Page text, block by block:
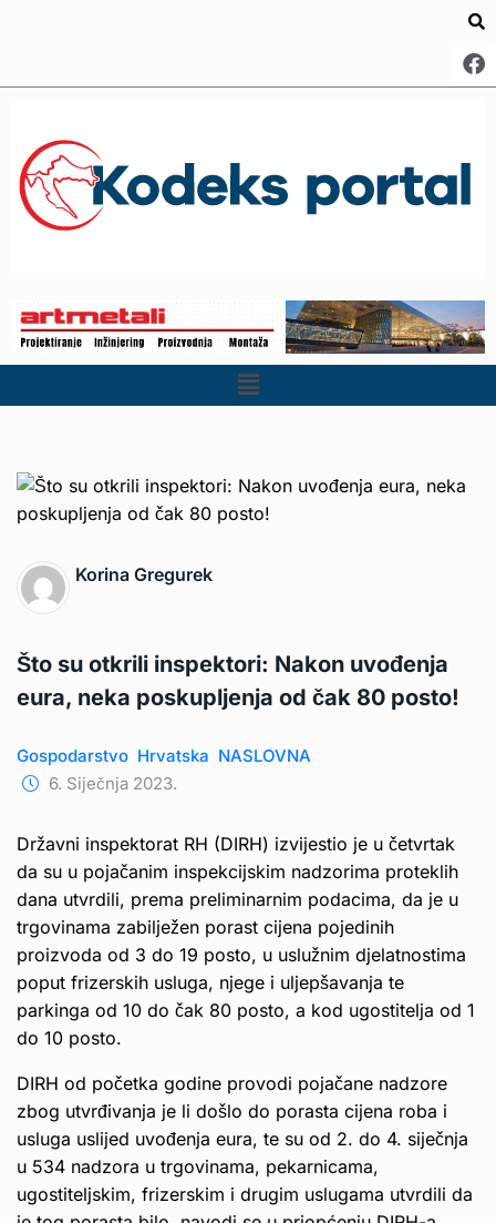
Korina Gregurek
Što su otkrili inspektori: Nakon uvođenja
eura, neka poskupljenja od čak 80 posto!
Gospodarstvo Hrvatska NASLOVNA
6. Siječnja 2023.
Državni inspektorat RH (DIRH) izvijestio je u četvrtak
da su u pojačanim inspekcijskim nadzorima proteklih
dana utvrdili, prema preliminarnim podacima, da je u
trgovinama zabilježen porast cijena pojedinih
proizvoda od 3 do 19 posto, u uslužnim djelatnostima
poput frizerskih usluga, njege i uljepšavanja te
parkinga od 10 do čak 80 posto, a kod ugostitelja od 1
do 10 posto.
DIRH od početka godine provodi pojačane nadzore
zbog utvrđivanja je li došlo do porasta cijena roba i
usluga uslijed uvođenja eura, te su od 2. do 4. siječnja
u 534 nadzora u trgovinama, pekarnicama,
ugostiteljskim, frizerskim i drugim uslugama utvrdili da